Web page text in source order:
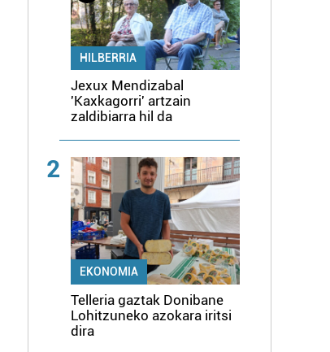
HILBERRIA
Jexux Mendizabal
'Kaxkagorri' artzain
zaldibiarra hil da
2
EKONOMIA
Telleria gaztak Donibane
Lohitzuneko azokara iritsi
dira